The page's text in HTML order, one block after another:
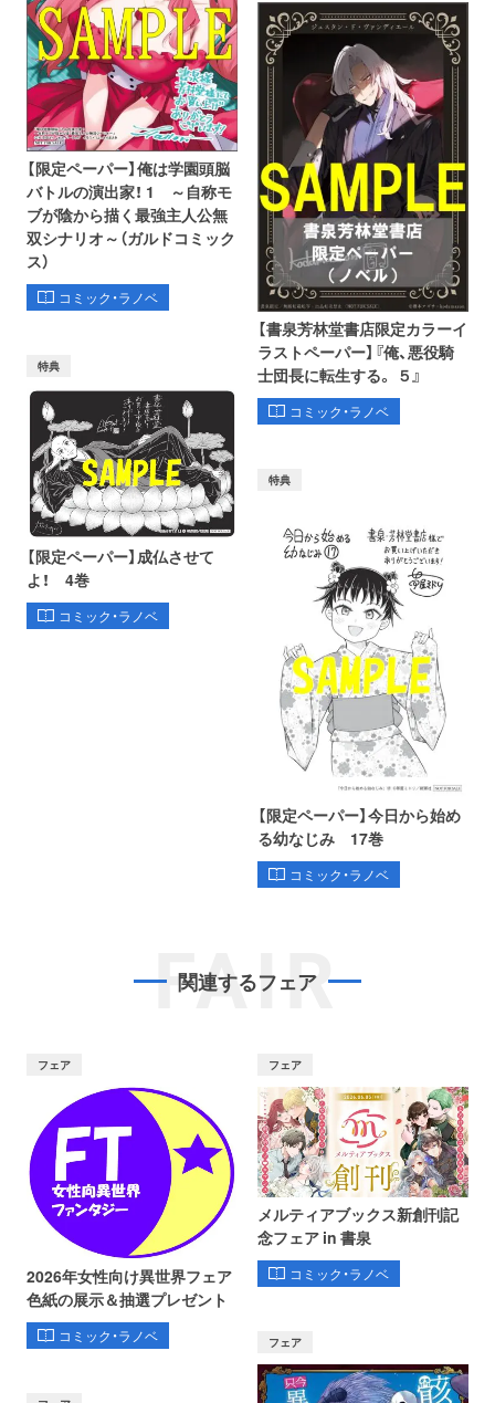
【限定ペーパー】俺は学園頭脳
バトルの演出家！ 1 ～自称モ
ブが陰から描く最強主人公無
双シナリオ～（ガルドコミック
ス）
コミック・ラノベ
【書泉芳林堂書店限定カラーイ
ラストペーパー】『俺、悪役騎
士団長に転生する。 ５』
コミック・ラノベ
特典
【限定ペーパー】成仏させて
よ！ 4巻
コミック・ラノベ
特典
【限定ペーパー】今日から始め
る幼なじみ 17巻
コミック・ラノベ
FAIR
関連するフェア
フェア
2026年女性向け異世界フェア
色紙の展示＆抽選プレゼント
コミック・ラノベ
フェア
メルティアブックス新創刊記
念フェア in 書泉
コミック・ラノベ
フェア